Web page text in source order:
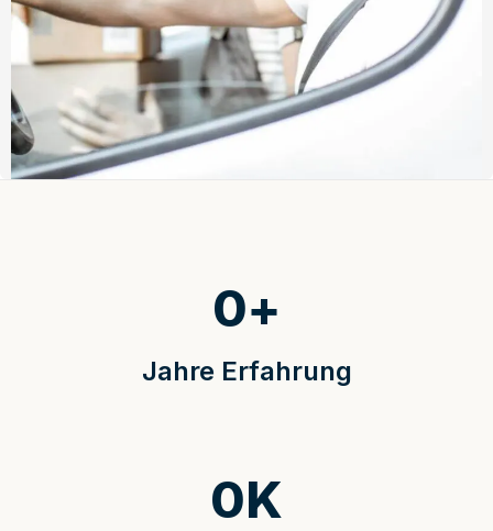
Jahre Erfahrung
0+
0K